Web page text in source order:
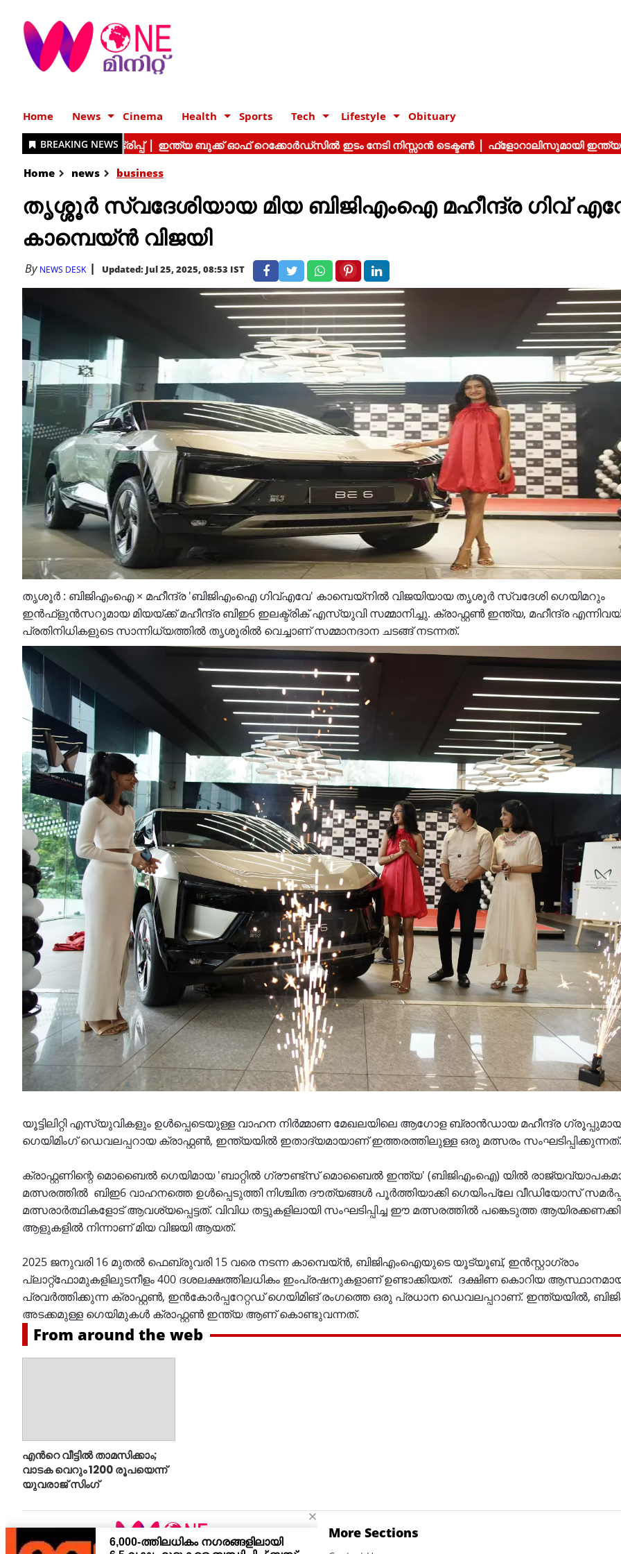
Home News Cinema Health Sports Tech Lifestyle Obituary
Home news business
തൃശ്ശൂർ സ്വദേശിയായ മിയ ബിജിഎംഐ മഹീന്ദ്ര ഗിവ്
കാമ്പെയ്ൻ വിജയി
By NEWS DESK Updated: Jul 25, 2025, 08:53 IST
തൃശൂർ : ബിജിഎംഐ × മഹീന്ദ്ര 'ബിജിഎംഐ ഗിവ്എവേ' കാമ്പെയ്‌നിൽ വിജയിയായ തൃശൂർ സ്വദേശി ഗെയിമറും
ഇൻഫ്ളുൻസറുമായ മിയയ്ക്ക് മഹീന്ദ്ര ബിഇ6 ഇലക്ട്രിക് എസ്‌യുവി സമ്മാനിച്ചു. ക്രാഫ്റ്റൺ ഇന്ത്യ, മഹീന്ദ്ര
പ്രതിനിധികളുടെ സാന്നിധ്യത്തിൽ തൃശൂരിൽ വെച്ചാണ് സമ്മാനദാന ചടങ്ങ് നടന്നത്.
യൂട്ടിലിറ്റി എസ്‌യുവികളും ഉൾപ്പെടെയുള്ള വാഹന നിർമ്മാണ മേഖലയിലെ ആഗോള ബ്രാൻഡായ മഹീന്ദ്ര
ഗെയിമിംഗ് ഡെവലപ്പറായ ക്രാഫ്റ്റൺ, ഇന്ത്യയിൽ ഇതാദ്യമായാണ് ഇത്തരത്തിലുള്ള ഒരു മത്സരം സംഘടിപ്പിക്കുന്നത്.
ക്രാഫ്റ്റണിന്റെ മൊബൈൽ ഗെയിമായ 'ബാറ്റിൽ ഗ്രൗണ്ട്‌സ് മൊബൈൽ ഇന്ത്യ' (ബിജിഎംഐ) യിൽ
മത്സരത്തിൽ ബിഇ6 വാഹനത്തെ ഉൾപ്പെടുത്തി നിശ്ചിത ദൗത്യങ്ങൾ പൂർത്തിയാക്കി ഗെയിംപ്ലേ വീഡിയോസ്
മത്സരാർത്ഥികളോട് ആവശ്യപ്പെട്ടത്. വിവിധ തട്ടുകളിലായി സംഘടിപ്പിച്ച ഈ മത്സരത്തിൽ പങ്കെടുത്ത
ആളുകളിൽ നിന്നാണ് മിയ വിജയി ആയത്.
2025 ജനുവരി 16 മുതൽ ഫെബ്രുവരി 15 വരെ നടന്ന കാമ്പെയ്ൻ, ബിജിഎംഐയുടെ യൂട്യൂബ്, ഇൻസ്റ്റാഗ്രാം
പ്ലാറ്റ്‌ഫോമുകളിലുടനീളം 400 ദശലക്ഷത്തിലധികം ഇംപ്രഷനുകളാണ് ഉണ്ടാക്കിയത്. ദക്ഷിണ കൊറിയ
പ്രവർത്തിക്കുന്ന ക്രാഫ്റ്റൺ, ഇൻകോർപ്പറേറ്റഡ് ഗെയിമിങ് രംഗത്തെ ഒരു പ്രധാന ഡെവലപ്പറാണ്. ഇന്ത്യയിൽ,
അടക്കമുള്ള ഗെയിമുകൾ ക്രാഫ്റ്റൺ ഇന്ത്യ ആണ് കൊണ്ടുവന്നത്.
From around the web
എന്‍റെ വീട്ടില്‍ താമസിക്കാം;
വാടക വെറും 1200 രൂപയെന്ന്
യുവരാജ് സിംഗ്
More Sections